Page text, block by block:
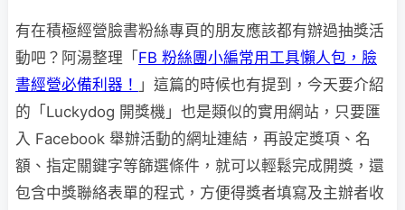
有在積極經營臉書粉絲專頁的朋友應該都有辦過抽獎活
動吧？阿湯整理「 FB 粉絲團小編常用工具懶人包，臉
書經營必備利器！ 」這篇的時候也有提到，今天要介紹
的「Luckydog 開獎機」也是類似的實用網站，只要匯
入 Facebook 舉辦活動的網址連結，再設定獎項、名
額、指定關鍵字等篩選條件，就可以輕鬆完成開獎，還
包含中獎聯絡表單的程式，方便得獎者填寫及主辦者收